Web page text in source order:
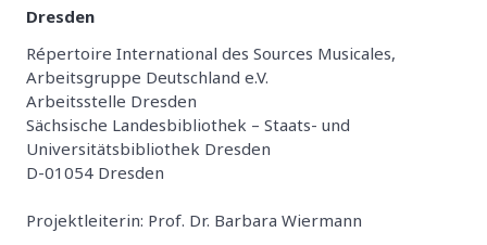
Dresden
Répertoire International des Sources Musicales,
Arbeitsgruppe Deutschland e.V.
Arbeitsstelle Dresden
Sächsische Landesbibliothek – Staats- und
Universitätsbibliothek Dresden
D-01054 Dresden
Projektleiterin: Prof. Dr. Barbara Wiermann